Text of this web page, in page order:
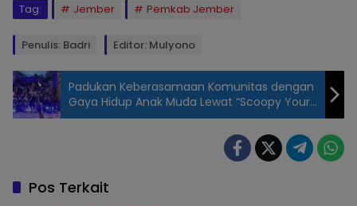
Tag: Jember Pemkab Jember
Penulis: Badri Editor: Mulyono
Tampak di
Padukan Keberasamaan Komunitas dengan
Gaya Hidup Anak Muda Lewat “Scoopy Your
Mode, Your Ride
Pos Terkait